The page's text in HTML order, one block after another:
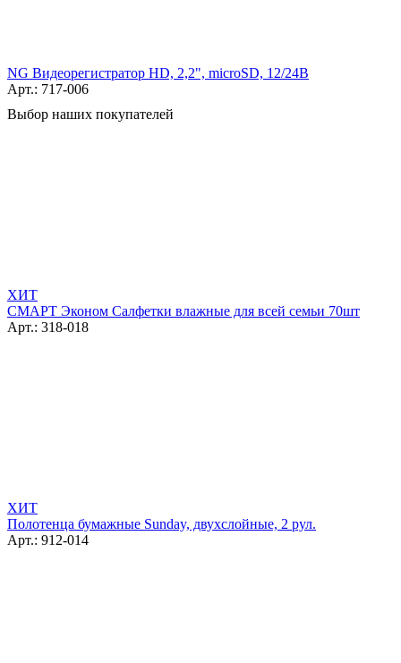
NG Видеорегистратор HD, 2,2", microSD, 12/24В
Арт.: 717-006
Выбор наших покупателей
ХИТ
СМАРТ Эконом Салфетки влажные для всей семьи 70шт
Арт.: 318-018
ХИТ
Полотенца бумажные Sunday, двухслойные, 2 рул.
Арт.: 912-014